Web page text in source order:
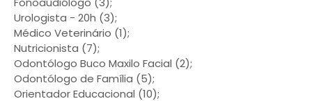
Urologista - 20h (3);
Médico Veterinário (1);
Nutricionista (7);
Odontólogo Buco Maxilo Facial (2);
Odontólogo de Família (5);
Orientador Educacional (10);